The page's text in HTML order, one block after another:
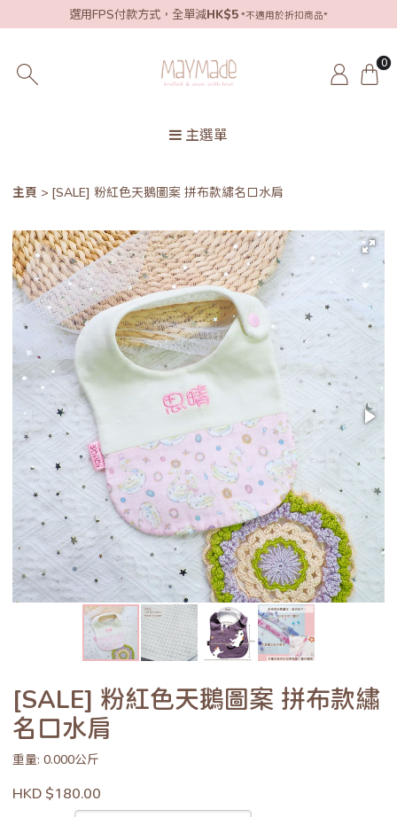
選用FPS付款方式，全單減HK$5 *不適用於折扣商品*
0
主選單
主頁 [SALE] 粉紅色天鵝圖案 拼布款繡名口水肩
[SALE] 粉紅色天鵝圖案 拼布款繡
名口水肩
重量: 0.000公斤
HKD $180.00